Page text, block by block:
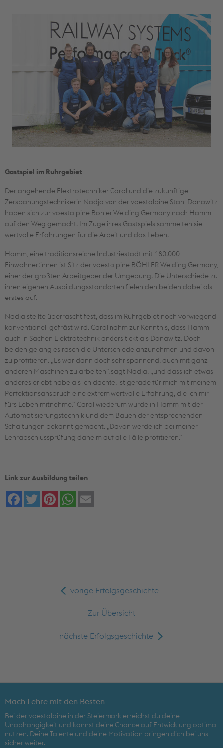
Gastspiel im Ruhrgebiet
Der angehende Elektrotechniker Carol und die zukünftige
Zerspanungstechnikerin Nadja von der voestalpine Stahl Donawitz
haben sich zur voestalpine Böhler Welding Germany nach Hamm
auf den Weg gemacht. Im Zuge ihres Gastspiels sammelten sie
wertvolle Erfahrungen für die Arbeit und das Leben.
Hamm, eine traditionsreiche Industriestadt mit 180.000
Einwohner:innen ist Sitz der voestalpine BÖHLER Welding Germany,
einer der größten Arbeitgeber der Umgebung. Die Unterschiede zu
ihren eigenen Ausbildungsstandorten fielen den beiden dabei als
erstes auf.
Nadja stellte überrascht fest, dass im Ruhrgebiet noch vorwiegend
konventionell gefräst wird. Carol nahm zur Kenntnis, dass Hamm
auch in Sachen Elektrotechnik anders tickt als Donawitz. Doch
beiden gelang es rasch die Unterschiede anzunehmen und davon
zu profitieren. „Es war dann doch sehr spannend, auch mit ganz
anderen Maschinen zu arbeiten“, sagt Nadja, „und dass ich etwas
anderes erlebt habe als ich dachte, ist gerade für mich mit meinem
Perfektionsanspruch eine extrem wertvolle Erfahrung, die ich mir
fürs Leben mitnehme.“ Carol wiederum wurde in Hamm mit der
Automatisierungstechnik und dem Bauen der entsprechenden
Schaltungen bekannt gemacht. „Davon werde ich bei meiner
Lehrabschlussprüfung daheim auf alle Fälle profitieren.“
Link zur Ausbildung teilen
Facebook
Twitter
Pinterest
WhatsApp
vorige Erfolgsgeschichte
Zur Übersicht
nächste Erfolgsgeschichte
Mach Lehre mit den Besten
Bei der voestalpine in der Steiermark erreichst du deine
Unabhängigkeit und kannst deine Chance auf Entwicklung optimal
nutzen. Deine Talente und deine Motivation bringen dich bei uns
sicher weiter.